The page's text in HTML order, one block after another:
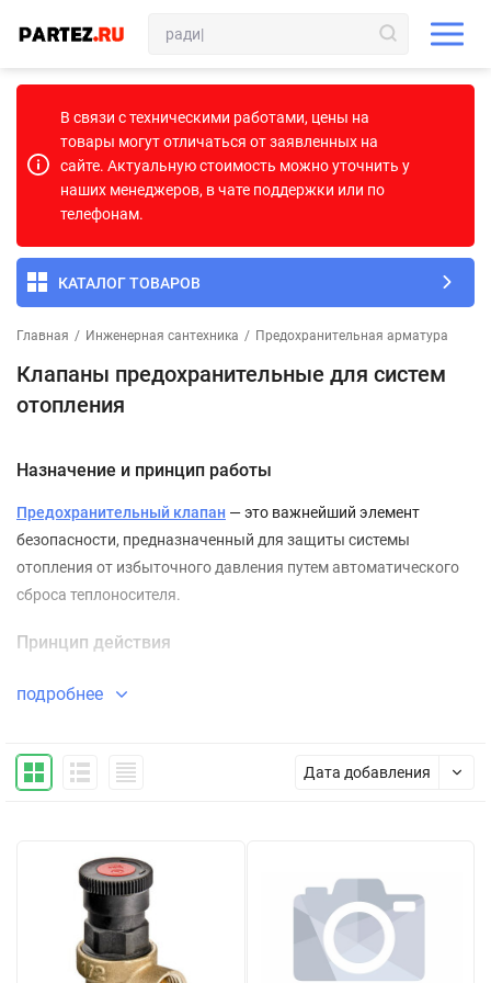
В связи с техническими работами, цены на
товары могут отличаться от заявленных на
сайте. Актуальную стоимость можно уточнить у
наших менеджеров, в чате поддержки или по
телефонам.
КАТАЛОГ ТОВАРОВ
Главная / Инженерная сантехника / Предохранительная арматура
Клапаны предохранительные для систем
отопления
Назначение и принцип работы
Предохранительный клапан — это важнейший элемент
безопасности, предназначенный для защиты системы
отопления от избыточного давления путем автоматического
сброса теплоносителя.
Принцип действия
Автоматическое срабатывание при превышении
Сброс избыточного давления в безопасную зону
Возврат в исходное положение после нормализации
Защита оборудования от повреждений
Конструкция
Основные элементы:
подробнее
Дата добавления